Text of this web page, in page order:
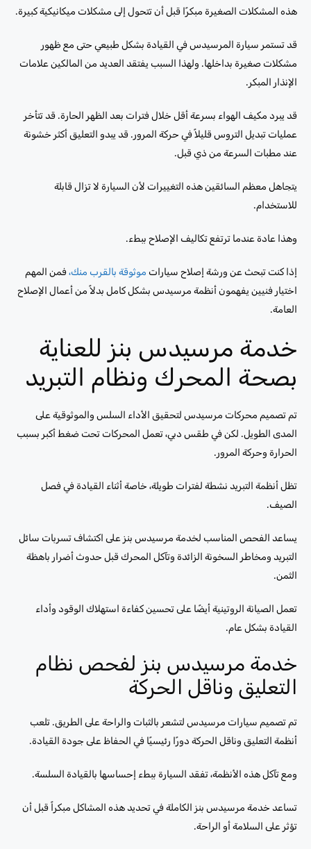
هذه المشكلات الصغيرة مبكرًا قبل أن تتحول إلى مشكلات ميكانيكية كبيرة.
قد تستمر سيارة المرسيدس في القيادة بشكل طبيعي حتى مع ظهور
مشكلات صغيرة بداخلها. ولهذا السبب يفتقد العديد من المالكين علامات
الإنذار المبكر.
قد يبرد مكيف الهواء بسرعة أقل خلال فترات بعد الظهر الحارة. قد تتأخر
عمليات تبديل التروس قليلاً في حركة المرور. قد يبدو التعليق أكثر خشونة
عند مطبات السرعة من ذي قبل.
يتجاهل معظم السائقين هذه التغييرات لأن السيارة لا تزال قابلة
للاستخدام.
وهذا عادة عندما ترتفع تكاليف الإصلاح ببطء.
إذا كنت تبحث عن ورشة إصلاح سيارات موثوقة بالقرب منك،فمن المهم
اختيار فنيين يفهمون أنظمة مرسيدس بشكل كامل بدلاً من أعمال الإصلاح
العامة.
خدمة مرسيدس بنز للعناية
بصحة المحرك ونظام التبريد
تم تصميم محركات مرسيدس لتحقيق الأداء السلس والموثوقية على
المدى الطويل. لكن في طقس دبي، تعمل المحركات تحت ضغط أكبر بسبب
الحرارة وحركة المرور.
تظل أنظمة التبريد نشطة لفترات طويلة، خاصة أثناء القيادة في فصل
الصيف.
يساعد الفحص المناسب لخدمة مرسيدس بنز على اكتشاف تسربات سائل
التبريد ومخاطر السخونة الزائدة وتآكل المحرك قبل حدوث أضرار باهظة
الثمن.
تعمل الصيانة الروتينية أيضًا على تحسين كفاءة استهلاك الوقود وأداء
القيادة بشكل عام.
خدمة مرسيدس بنز لفحص نظام
التعليق وناقل الحركة
تم تصميم سيارات مرسيدس لتشعر بالثبات والراحة على الطريق. تلعب
أنظمة التعليق وناقل الحركة دورًا رئيسيًا في الحفاظ على جودة القيادة.
ومع تآكل هذه الأنظمة، تفقد السيارة ببطء إحساسها بالقيادة السلسة.
تساعد خدمة مرسيدس بنز الكاملة في تحديد هذه المشاكل مبكراً قبل أن
تؤثر على السلامة أو الراحة.